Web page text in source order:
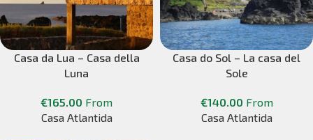
Casa da Lua – Casa della
Luna
€165.00 From
Casa Atlantida
Casa do Sol – La casa del
Sole
€140.00 From
Casa Atlantida